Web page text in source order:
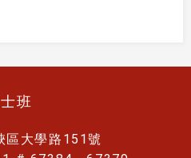
班
大學路151號